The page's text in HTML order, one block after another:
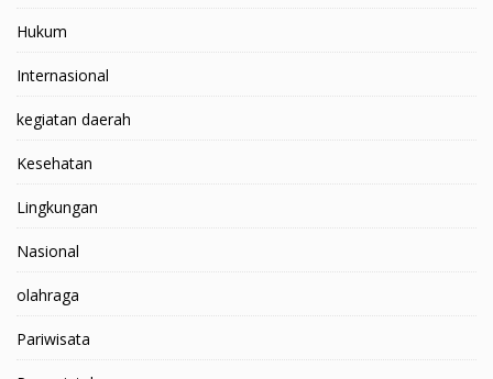
Hukum
Internasional
kegiatan daerah
Kesehatan
Lingkungan
Nasional
olahraga
Pariwisata